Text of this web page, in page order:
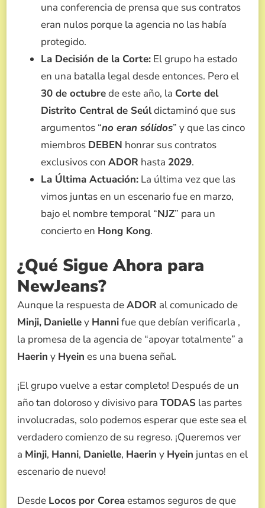
una conferencia de prensa que sus contratos
eran nulos porque la agencia no las había
protegido.
La Decisión de la Corte: El grupo ha estado
en una batalla legal desde entonces. Pero el
30 de octubrede este año, la Corte del
Distrito Central de Seúldictaminó que sus
argumentos “no eran sólidos” y que las cinco
miembros DEBEN honrar sus contratos
exclusivos con ADOR hasta 2029.
La Última Actuación: La última vez que las
vimos juntas en un escenario fue en marzo,
bajo el nombre temporal “NJZ” para un
concierto en Hong Kong.
¿Qué Sigue Ahora para
NewJeans?
Aunque la respuesta deADOR al comunicado de
Minji, Danielley Hannifue que debían verificarla ,
la promesa de la agencia de “apoyar totalmente” a
Haerin y Hyein es una buena señal.
¡El grupo vuelve a estar completo! Después de un
año tan doloroso y divisivo para TODAS las partes
involucradas, solo podemos esperar que este sea el
verdadero comienzo de su regreso. ¡Queremos ver
a Minji, Hanni, Danielle, Haerin y Hyein juntas en el
escenario de nuevo!
Desde Locos por Coreaestamos seguros de que